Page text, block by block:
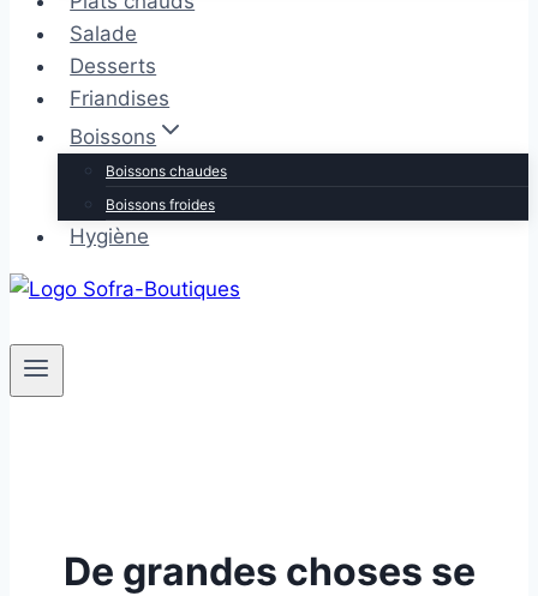
Salade
Desserts
Friandises
Boissons
Boissons chaudes
Boissons froides
Hygiène
De grandes choses se